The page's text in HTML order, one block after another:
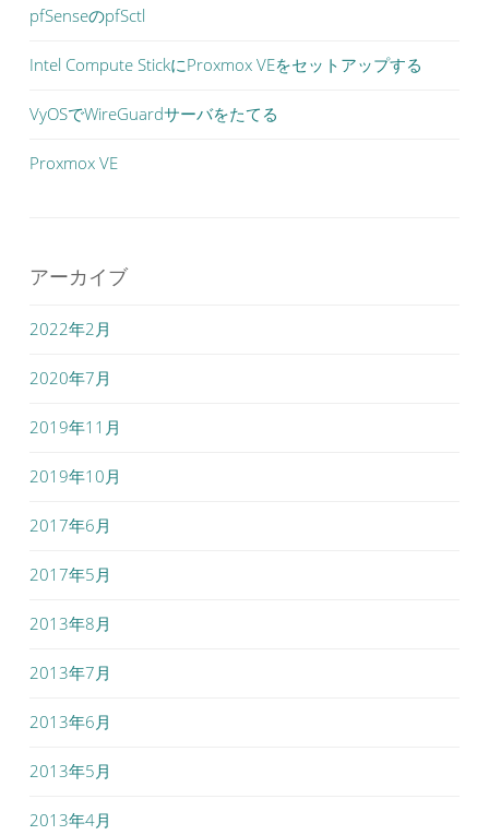
pfSenseのpfSctl
Intel Compute StickにProxmox VEをセットアップする
VyOSでWireGuardサーバをたてる
Proxmox VE
アーカイブ
2022年2月
2020年7月
2019年11月
2019年10月
2017年6月
2017年5月
2013年8月
2013年7月
2013年6月
2013年5月
2013年4月